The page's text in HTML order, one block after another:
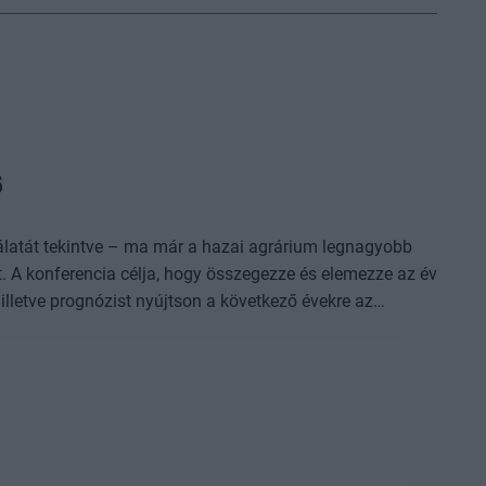
tekintve – ma már a hazai agrárium legnagyobb
konferencia célja, hogy összegezze és elemezze az év
prognózist nyújtson a következő évekre az
konferencia háromnapos szakmai programmal várja